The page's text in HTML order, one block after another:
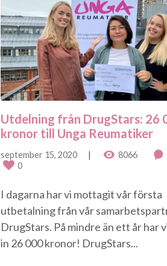
Utdelning från DrugStars: 26
kronor till Unga Reumatiker
september 15, 2020 8066
0
I dagarna har vi mottagit vår första
utbetalning från vår
DrugStars. På mindre än ett år har
in 26 000 kronor! DrugStars...